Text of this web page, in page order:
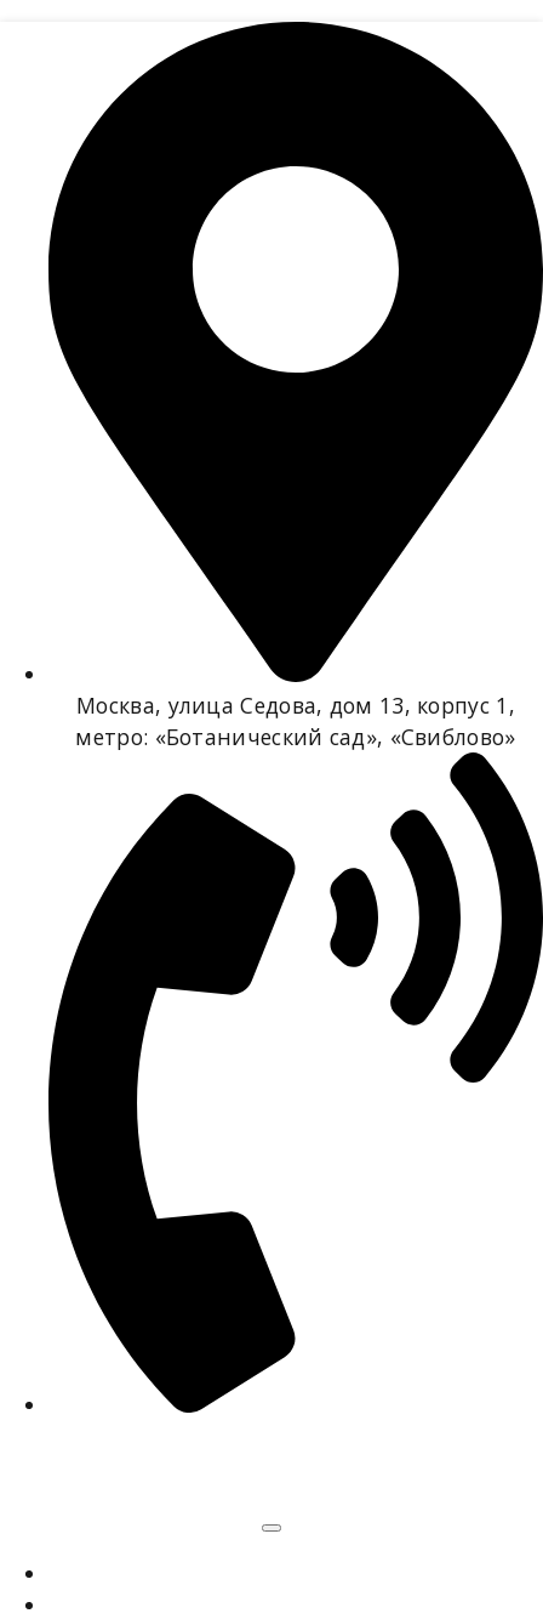
Москва, улица Седова, дом 13, корпус 1,
метро: «Ботанический сад», «Свиблово»